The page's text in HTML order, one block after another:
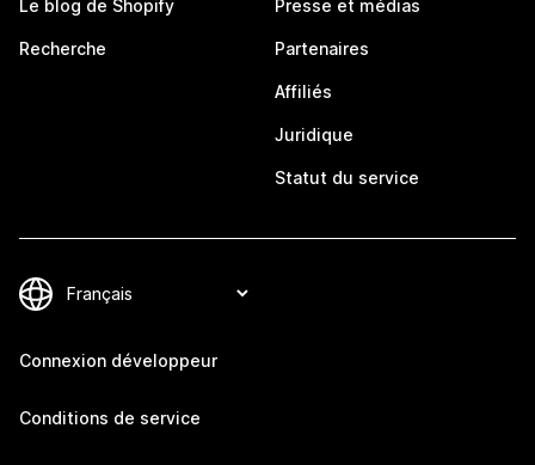
Le blog de Shopify
Recherche
Presse et médias
Partenaires
Affiliés
Juridique
Statut du service
Connexion développeur
Conditions de service